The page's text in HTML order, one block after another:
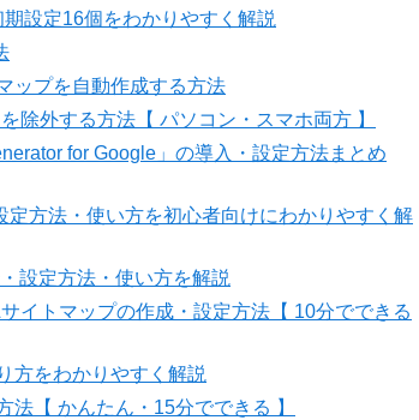
設定16個をわかりやすく解説
ップを自動作成する方法
除外する方法【 パソコン・スマホ両方 】
for Google」の導入・設定方法まとめ
方法・使い方を初心者向けにわかりやすく解
設定方法・使い方を解説
イトマップの作成・設定方法【 10分でできる
方をわかりやすく解説
【 かんたん・15分でできる 】